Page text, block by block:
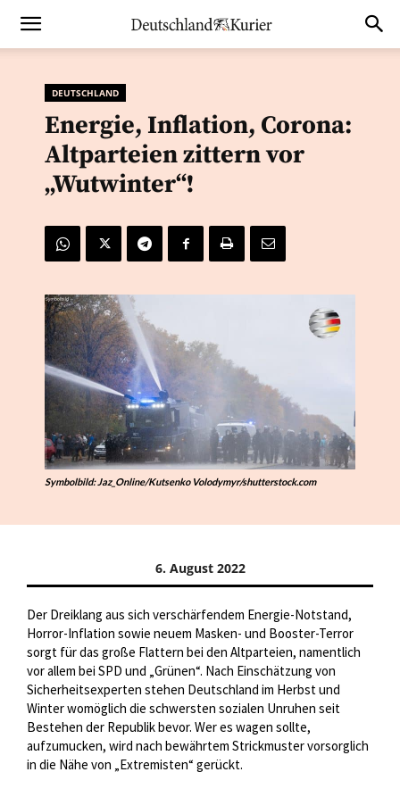
DEUTSCHLAND
Energie, Inflation, Corona:
Altparteien zittern vor
„Wutwinter“!
Symbolbild: Jaz_Online/Kutsenko Volodymyr/shutterstock.com
6. August 2022
Der Dreiklang aus sich verschärfendem Energie-Notstand,
Horror-Inflation sowie neuem Masken- und Booster-Terror
sorgt für das große Flattern bei den Altparteien, namentlich
vor allem bei SPD und „Grünen“. Nach Einschätzung von
Sicherheitsexperten stehen Deutschland im Herbst und
Winter womöglich die schwersten sozialen Unruhen seit
Bestehen der Republik bevor. Wer es wagen sollte,
aufzumucken, wird nach bewährtem Strickmuster vorsorglich
in die Nähe von „Extremisten“ gerückt.